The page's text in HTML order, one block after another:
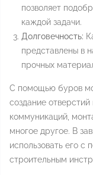
позволяет
каждой задачи.
Долговечность:
представлены в
прочных
С помощью буров
создание
коммуникаций,
многое другое. В
использовать его
строительным